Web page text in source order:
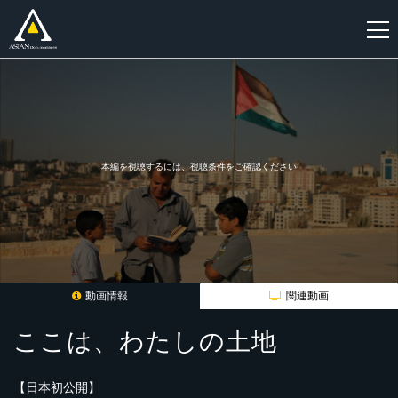
本編を視聴するには、視聴条件をご確認ください
動画情報 関連動画
ここは、わたしの土地
【日本初公開】